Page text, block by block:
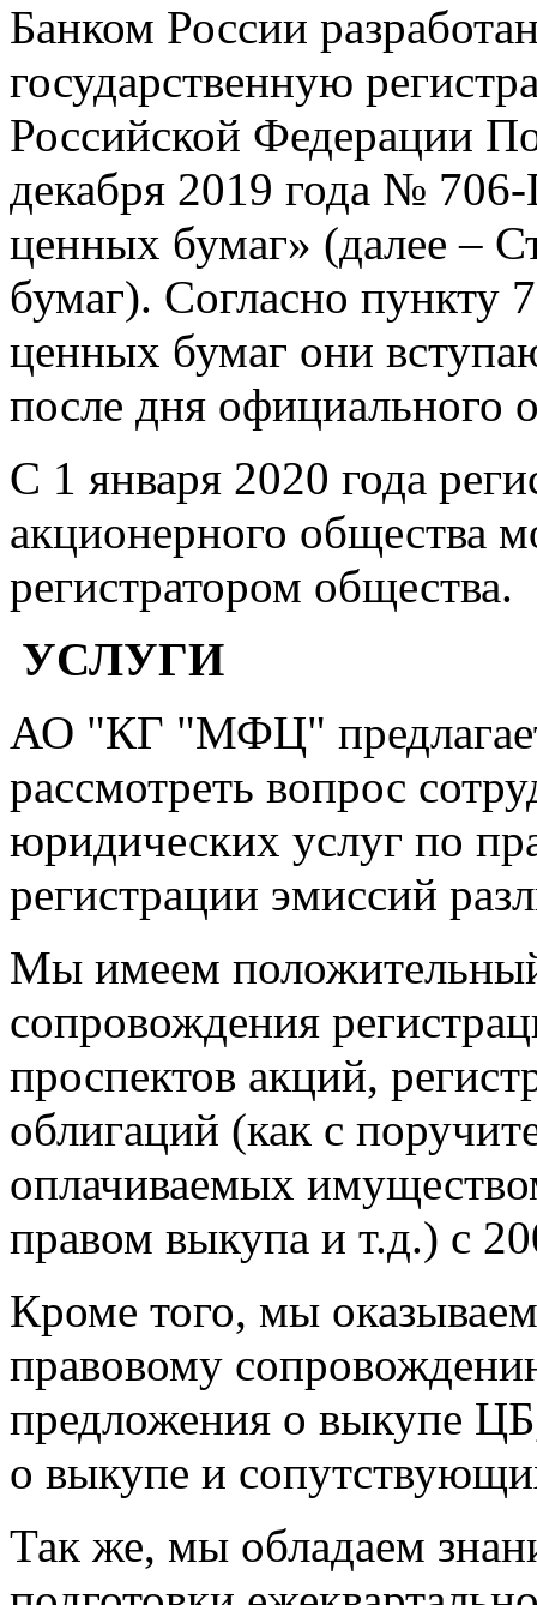
Банком России
государственную
Российской Федерации
декабря 2019 года №
ценных бумаг» (далее –
бумаг). Согласно пункту
ценных бумаг они
после дня официального
С 1 января 2020 года
акционерного общества
регистратором общества.
УСЛУГИ
АО "КГ "МФЦ"
рассмотреть вопрос
юридических услуг по
регистрации эмиссий
Мы имеем
сопровождения
проспектов акций,
облигаций (как с
оплачиваемых
правом выкупа и т.д.) с
Кроме того, мы
правовому
предложения о выкупе
о выкупе и
Так же, мы обладаем